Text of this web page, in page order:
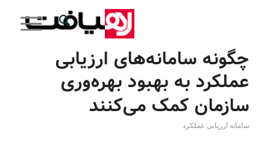
چگونه سامانه‌های ارزیابی
عملکرد به بهبود بهره‌وری
سازمان کمک می‌کنند
سامانه ارزیابی عملکرد